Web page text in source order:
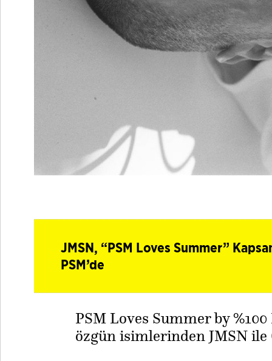
JMSN, “PSM Loves Summer”
PSM’de
PSM Loves Summer by
özgün isimlerinden JMSN ile